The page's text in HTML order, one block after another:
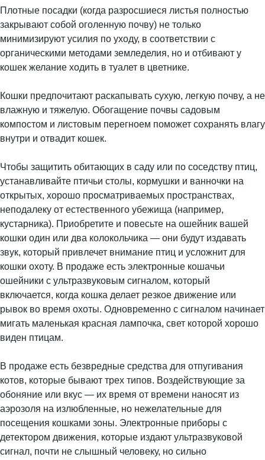
Плотные посадки (когда разросшиеся листья полностью
закрывают собой оголенную почву) не только
минимизируют усилия по уходу, в соответствии с
органическими методами земледелия, но и отбивают у
кошек желание ходить в туалет в цветнике.
Кошки предпочитают раскапывать сухую, легкую почву, а не
влажную и тяжелую. Обогащение почвы садовым
компостом и листовым перегноем поможет сохранять влагу
внутри и отвадит кошек.
Чтобы защитить обитающих в саду или по соседству птиц,
устанавливайте птичьи столы, кормушки и ванночки на
открытых, хорошо просматриваемых пространствах,
неподалеку от естественного убежища (например,
кустарника). Приобретите и повесьте на ошейник вашей
кошки один или два колокольчика — они будут издавать
звук, который привлечет внимание птиц и усложнит для
кошки охоту. В продаже есть электронные кошачьи
ошейники с ультразвуковым сигналом, который
включается, когда кошка делает резкое движение или
рывок во время охоты. Одновременно с сигналом начинает
мигать маленькая красная лампочка, свет которой хорошо
виден птицам.
В продаже есть безвредные средства для отпугивания
котов, которые бывают трех типов. Воздействующие за
обоняние или вкус — их время от времени наносят из
аэрозоля на излюбленные, но нежелательные для
посещения кошками зоны. Электронные приборы с
детектором движения, которые издают ультразвуковой
сигнал, почти не слышный человеку, но сильно